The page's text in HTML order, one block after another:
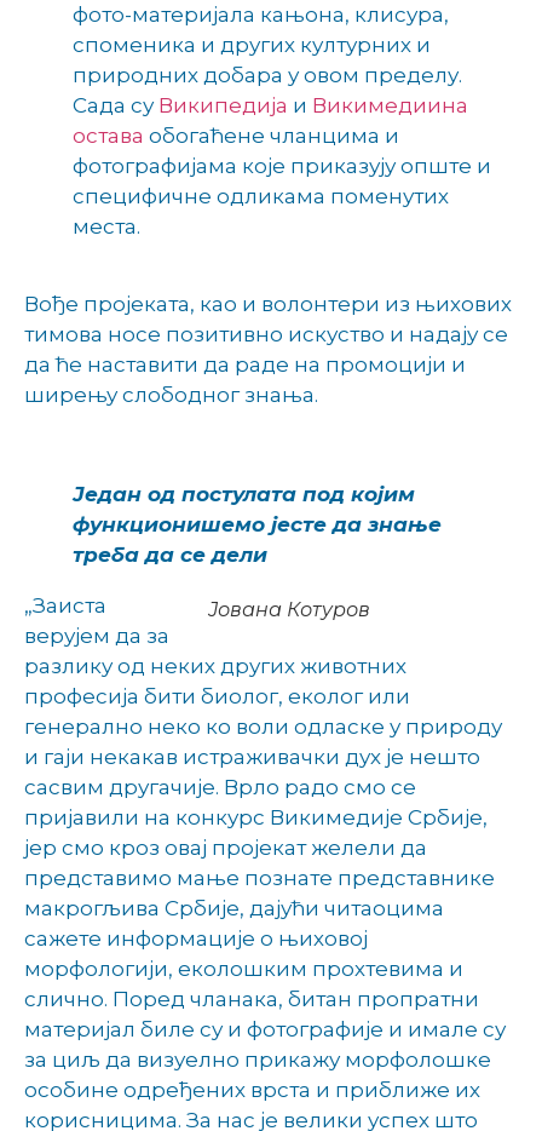
фото-материјала кањона, клисура,
споменика и других културних и
природних добара у овом пределу.
Сада су Википедија и Викимедиина
остава обогаћене чланцима и
фотографијама које приказују опште и
специфичне одликама поменутих
места.
Вође пројеката, као и волонтери из њихових
тимова носе позитивно искуство и надају се
да ће наставити да раде на промоцији и
ширењу слободног знања.
Један од постулата под којим
функционишемо јесте да знање
треба да се дели
Јована Котуров
„Заиста
верујем да за
разлику од неких других животних
професија бити биолог, еколог или
генерално неко ко воли одласке у природу
и гаји некакав истраживачки дух је нешто
сасвим другачије. Врло радо смо се
пријавили на конкурс Викимедије Србије,
јер смо кроз овај пројекат желели да
представимо мање познате представнике
макрогљива Србије, дајући читаоцима
сажете информације о њиховој
морфологији, еколошким прохтевима и
слично. Поред чланака, битан пропратни
материјал биле су и фотографије и имале су
за циљ да визуелно прикажу морфолошке
особине одређених врста и приближе их
корисницима. За нас је велики успех што